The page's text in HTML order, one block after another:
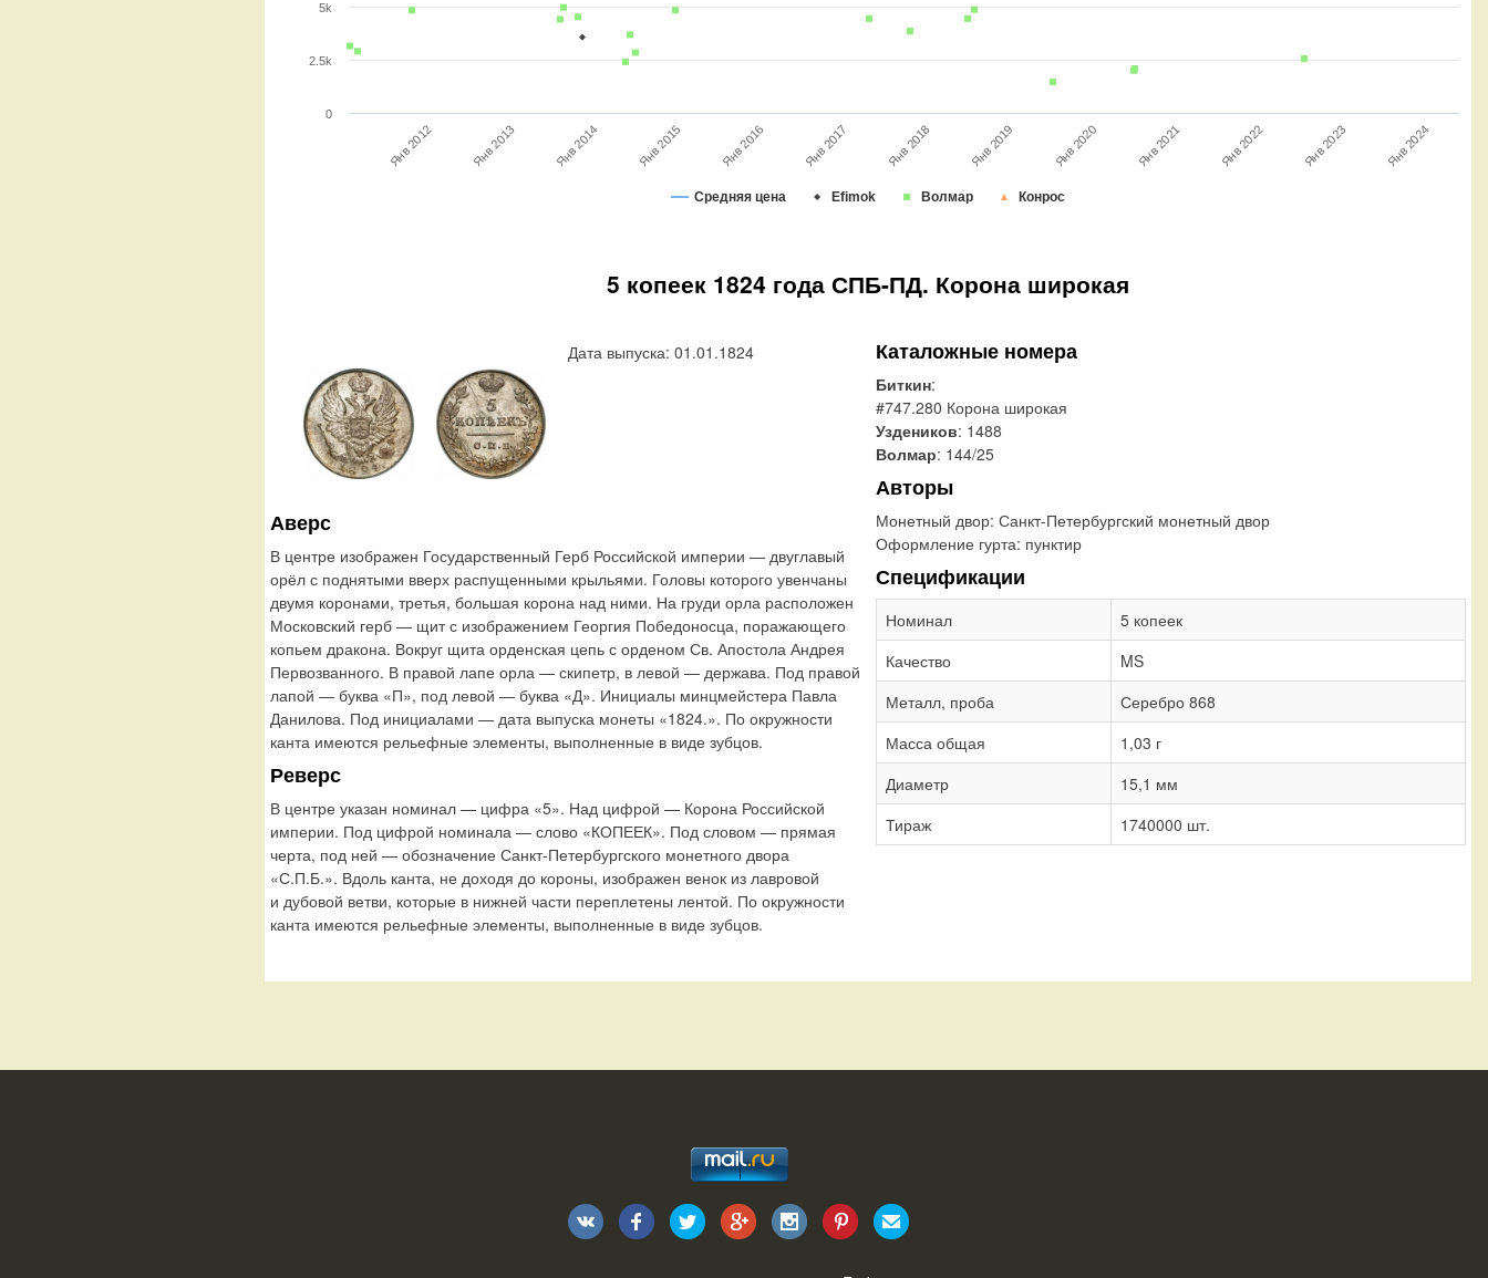
Средняя цена Efimok Волмар Конрос
Янв 2012 Янв 2013 Янв 2014 Янв 2015 Янв 2016 Янв 2017 Янв 2018 Янв 2019 Янв 2020 Янв 2021 Янв 2022 Янв 2023 Янв 2024
0
2.5k
5k
5 копеек 1824 года СПБ-ПД. Корона широкая
Дата выпуска: 01.01.1824
Аверс
В центре изображен Государственный Герб Российской империи — двуглавый
орёл с поднятыми вверх распущенными крыльями. Головы которого увенчаны
двумя коронами, третья, большая корона над ними. На груди орла расположен
Московский герб — щит с изображением Георгия Победоносца, поражающего
копьем дракона. Вокруг щита орденская цепь с орденом Св. Апостола Андрея
Первозванного. В правой лапе орла — скипетр, в левой — держава. Под правой
лапой — буква «П», под левой — буква «Д». Инициалы минцмейстера Павла
Данилова. Под инициалами — дата выпуска монеты «1824.». По окружности
канта имеются рельефные элементы, выполненные в виде зубцов.
Реверс
В центре указан номинал — цифра «5». Над цифрой — Корона Российской
империи. Под цифрой номинала — слово «КОПЕЕК». Под словом — прямая
черта, под ней — обозначение Санкт-Петербургского монетного двора
«С.П.Б.». Вдоль канта, не доходя до короны, изображен венок из лавровой
и дубовой ветви, которые в нижней части переплетены лентой. По окружности
канта имеются рельефные элементы, выполненные в виде зубцов.
Каталожные номера
Биткин:
#747.280 Корона широкая
Уздеников: 1488
Волмар: 144/25
Авторы
Монетный двор: Санкт-Петербургский монетный двор
Оформление гурта: пунктир
Спецификации
Номинал
5 копеек
Качество
MS
Металл, проба
Серебро 868
Масса общая
1,03 г
Диаметр
15,1 мм
Тираж
1740000 шт.